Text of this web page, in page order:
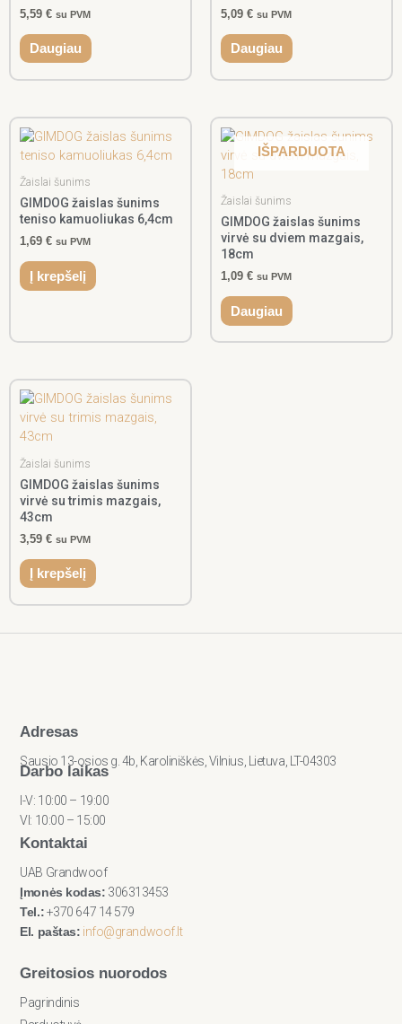
5,59 € su PVM
Daugiau
5,09 € su PVM
Daugiau
Žaislai šunims
GIMDOG žaislas šunims
teniso kamuoliukas 6,4cm
1,69 € su PVM
Į krepšelį
IŠPARDUOTA
Žaislai šunims
GIMDOG žaislas šunims
virvė su dviem mazgais,
18cm
1,09 € su PVM
Daugiau
Žaislai šunims
GIMDOG žaislas šunims
virvė su trimis mazgais,
43cm
3,59 € su PVM
Į krepšelį
Adresas
Sausio 13-osios g. 4b, Karoliniškės, Vilnius, Lietuva, LT-04303
Darbo laikas
I-V: 10:00 – 19:00
VI: 10:00 – 15:00
Kontaktai
UAB Grandwoof
Įmonės kodas: 306313453
Tel.:+370 647 14 579
El. paštas: info@grandwoof.lt
Greitosios nuorodos
Pagrindinis